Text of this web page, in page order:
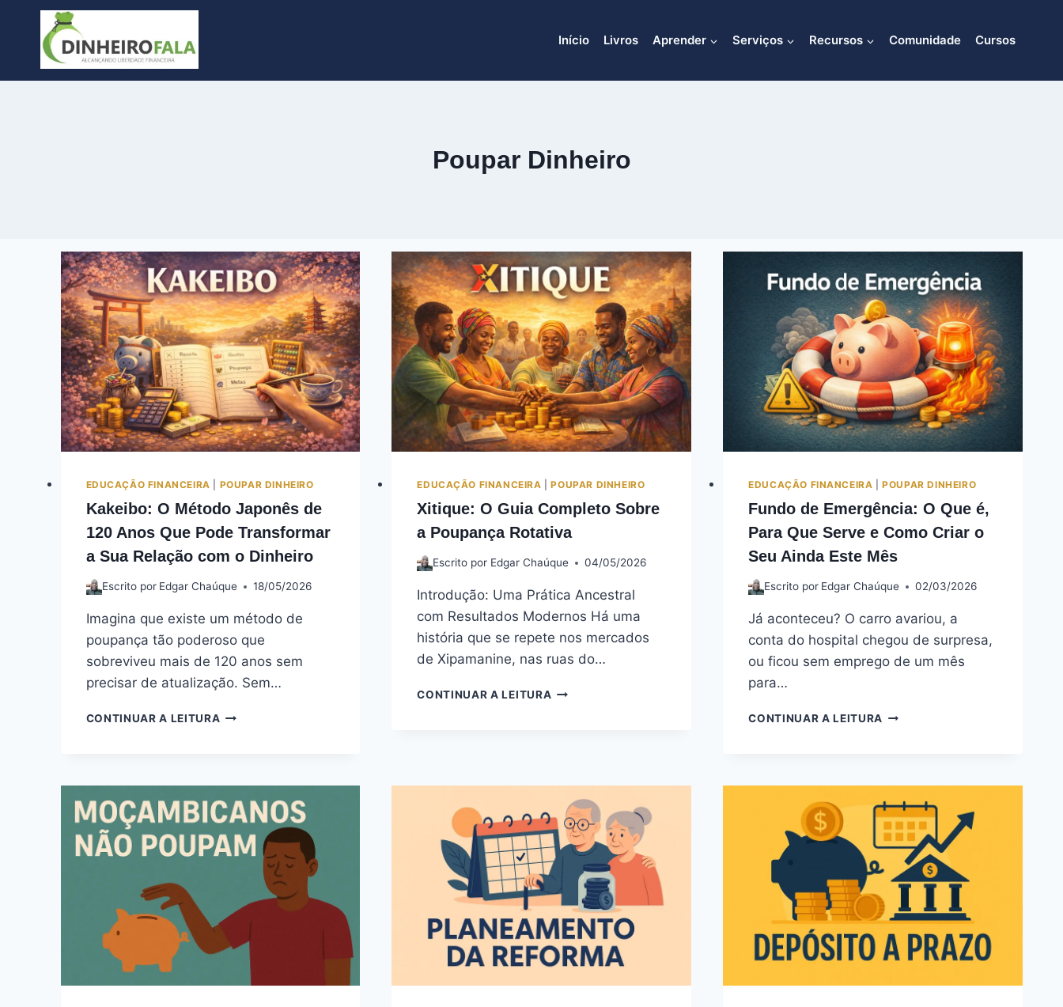
Início Livros Aprender Serviços Recursos Comunidade Cursos
Poupar Dinheiro
EDUCAÇÃO FINANCEIRA POUPAR DINHEIRO
Kakeibo: O Método Japonês de
120 Anos Que Pode Transformar
a Sua Relação com o Dinheiro
Escrito por Edgar Chaúque 18/05/2026
Imagina que existe um método de
poupança tão poderoso que
sobreviveu mais de 120 anos sem
precisar de atualização. Sem…
CONTINUAR A LEITURA
EDUCAÇÃO FINANCEIRA |POUPAR DINHEIRO
Xitique: O Guia Completo Sobre
a Poupança Rotativa
Escrito por Edgar Chaúque 04/05/2026
Introdução: Uma Prática Ancestral
com Resultados Modernos Há uma
história que se repete nos mercados
de Xipamanine, nas ruas do…
CONTINUAR A LEITURA
EDUCAÇÃO FINANCEIRA |POUPAR DINHEIRO
Fundo de Emergência: O Que é,
Para Que Serve e Como Criar o
Seu Ainda Este Mês
Escrito por Edgar Chaúque 02/03/2026
Já aconteceu? O carro avariou, a
conta do hospital chegou de surpresa,
ou ficou sem emprego de um mês
para…
CONTINUAR A LEITURA